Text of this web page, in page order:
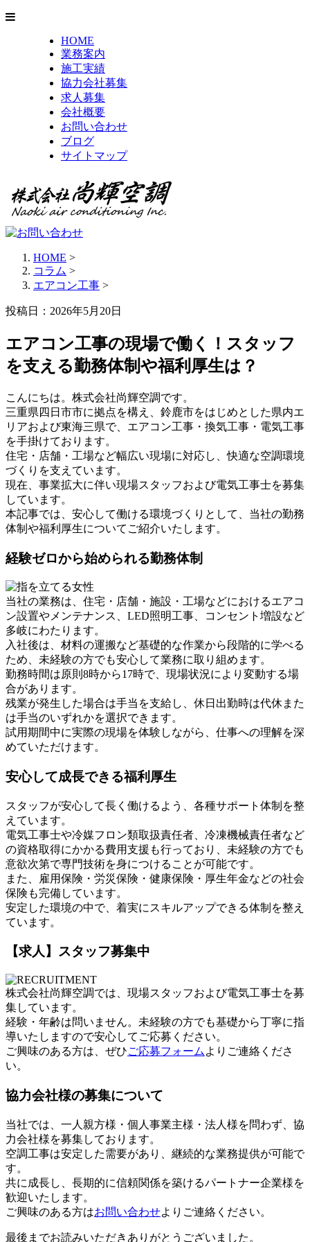
HOME
業務案内
施工実績
協力会社募集
求人募集
会社概要
お問い合わせ
ブログ
サイトマップ
HOME >
コラム >
エアコン工事 >
投稿日：2026年5月20日
エアコン工事の現場で働く！スタッフ
を支える勤務体制や福利厚生は？
こんにちは。株式会社尚輝空調です。
三重県四日市市に拠点を構え、鈴鹿市をはじめとした県内エ
リアおよび東海三県で、エアコン工事・換気工事・電気工事
を手掛けております。
住宅・店舗・工場など幅広い現場に対応し、快適な空調環境
づくりを支えています。
現在、事業拡大に伴い現場スタッフおよび電気工事士を募集
しています。
本記事では、安心して働ける環境づくりとして、当社の勤務
体制や福利厚生についてご紹介いたします。
経験ゼロから始められる勤務体制
当社の業務は、住宅・店舗・施設・工場などにおけるエアコ
ン設置やメンテナンス、LED照明工事、コンセント増設など
多岐にわたります。
入社後は、材料の運搬など基礎的な作業から段階的に学べる
ため、未経験の方でも安心して業務に取り組めます。
勤務時間は原則8時から17時で、現場状況により変動する場
合があります。
残業が発生した場合は手当を支給し、休日出勤時は代休また
は手当のいずれかを選択できます。
試用期間中に実際の現場を体験しながら、仕事への理解を深
めていただけます。
安心して成長できる福利厚生
スタッフが安心して長く働けるよう、各種サポート体制を整
えています。
電気工事士や冷媒フロン類取扱責任者、冷凍機械責任者など
の資格取得にかかる費用支援も行っており、未経験の方でも
意欲次第で専門技術を身につけることが可能です。
また、雇用保険・労災保険・健康保険・厚生年金などの社会
保険も完備しています。
安定した環境の中で、着実にスキルアップできる体制を整え
ています。
【求人】スタッフ募集中
株式会社尚輝空調では、現場スタッフおよび電気工事士を募
集しています。
経験・年齢は問いません。未経験の方でも基礎から丁寧に指
導いたしますので安心してご応募ください。
ご興味のある方は、ぜひご応募フォーム よりご連絡くださ
い。
協力会社様の募集について
当社では、一人親方様・個人事業主様・法人様を問わず、協
力会社様を募集しております。
空調工事は安定した需要があり、継続的な業務提供が可能で
す。
共に成長し、長期的に信頼関係を築けるパートナー企業様を
歓迎いたします。
ご興味のある方はお問い合わせよりご連絡ください。
最後までお読みいただきありがとうございました。